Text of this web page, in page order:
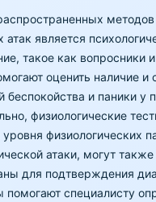
методов
атак является
такое как вопросники
оценить наличие и
беспокойства и паники у
физиологические
физиологических
атаки, могут
для подтверждения
помогают специалисту